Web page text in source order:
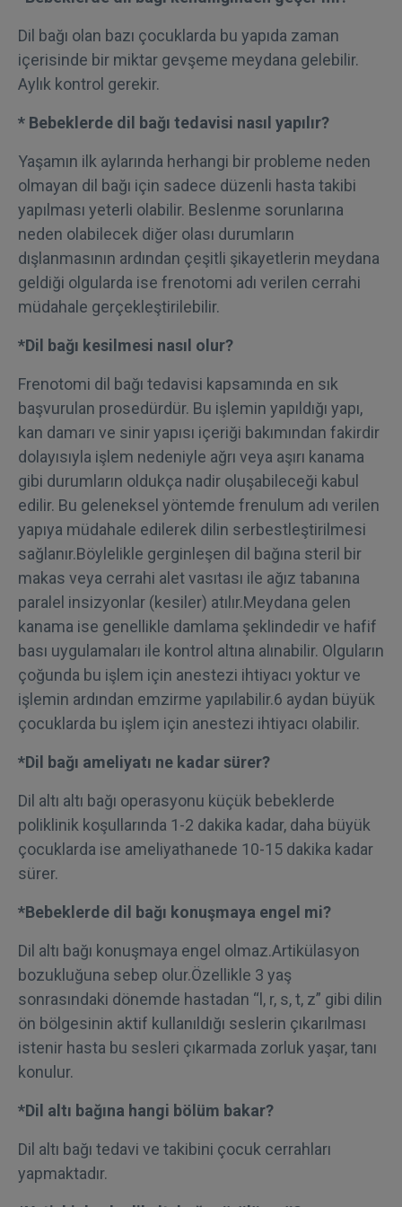
Dil bağı olan bazı çocuklarda bu yapıda zaman
içerisinde bir miktar gevşeme meydana gelebilir.
Aylık kontrol gerekir.
* Bebeklerde dil bağı tedavisi nasıl yapılır?
Yaşamın ilk aylarında herhangi bir probleme neden
olmayan dil bağı için sadece düzenli hasta takibi
yapılması yeterli olabilir. Beslenme sorunlarına
neden olabilecek diğer olası durumların
dışlanmasının ardından çeşitli şikayetlerin meydana
geldiği olgularda ise frenotomi adı verilen cerrahi
müdahale gerçekleştirilebilir.
*Dil bağı kesilmesi nasıl olur?
Frenotomi dil bağı tedavisi kapsamında en sık
başvurulan prosedürdür. Bu işlemin yapıldığı yapı,
kan damarı ve sinir yapısı içeriği bakımından fakirdir
dolayısıyla işlem nedeniyle ağrı veya aşırı kanama
gibi durumların oldukça nadir oluşabileceği kabul
edilir. Bu geleneksel yöntemde frenulum adı verilen
yapıya müdahale edilerek dilin serbestleştirilmesi
sağlanır.Böylelikle gerginleşen dil bağına steril bir
makas veya cerrahi alet vasıtası ile ağız tabanına
paralel insizyonlar (kesiler) atılır.Meydana gelen
kanama ise genellikle damlama şeklindedir ve hafif
bası uygulamaları ile kontrol altına alınabilir. Olguların
çoğunda bu işlem için anestezi ihtiyacı yoktur ve
işlemin ardından emzirme yapılabilir.6 aydan büyük
çocuklarda bu işlem için anestezi ihtiyacı olabilir.
*Dil bağı ameliyatı ne kadar sürer?
Dil altı altı bağı operasyonu küçük bebeklerde
poliklinik koşullarında 1-2 dakika kadar, daha büyük
çocuklarda ise ameliyathanede 10-15 dakika kadar
sürer.
*Bebeklerde dil bağı konuşmaya engel mi?
Dil altı bağı konuşmaya engel olmaz.Artikülasyon
bozukluğuna sebep olur.Özellikle 3 yaş
sonrasındaki dönemde hastadan “l, r, s, t, z” gibi dilin
ön bölgesinin aktif kullanıldığı seslerin çıkarılması
istenir hasta bu sesleri çıkarmada zorluk yaşar, tanı
konulur.
*Dil altı bağına hangi bölüm bakar?
Dil altı bağı tedavi ve takibini çocuk cerrahları
yapmaktadır.